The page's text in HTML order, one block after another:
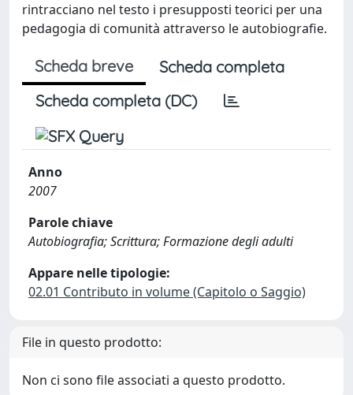
rintracciano nel testo i presupposti teorici per una
pedagogia di comunità attraverso le autobiografie.
Scheda breve
Scheda completa
Scheda completa (DC)
Anno
2007
Parole chiave
Autobiografia; Scrittura; Formazione degli adulti
Appare nelle tipologie:
02.01 Contributo in volume (Capitolo o Saggio)
File in questo prodotto:
Non ci sono file associati a questo prodotto.